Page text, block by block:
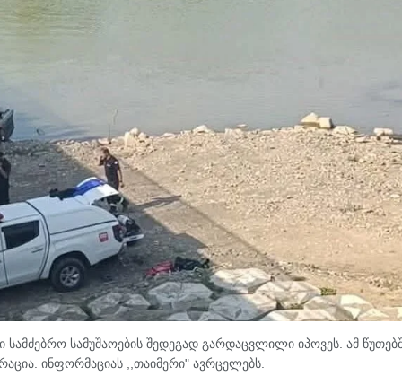
სამუშაოების შედეგად გარდაცვლილი იპოვეს. ამ
ინფორმაციას ,,თაიმერი" ავრცელებს.